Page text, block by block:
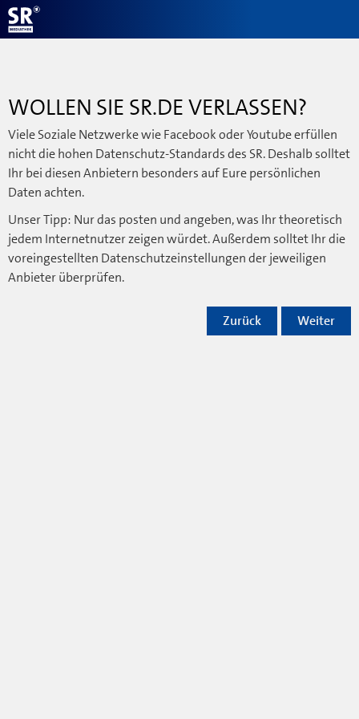
WOLLEN SIE SR.DE VERLASSEN?
Viele Soziale Netzwerke wie Facebook oder Youtube erfüllen
nicht die hohen Datenschutz-Standards des SR. Deshalb solltet
Ihr bei diesen Anbietern besonders auf Eure persönlichen
Daten achten.
Unser Tipp: Nur das posten und angeben, was Ihr theoretisch
jedem Internetnutzer zeigen würdet. Außerdem solltet Ihr die
voreingestellten Datenschutzeinstellungen der jeweiligen
Anbieter überprüfen.
Weiter
Zurück